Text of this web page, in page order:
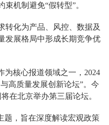
机制避免“假转型”。
转化为产品、风控、数据及
发展格局中形成长期竞争优
为核心报道领域之一，2024
高质量发展创新论坛”。今
在北京举办第三届论坛。
题，旨在深度解读宏观政策